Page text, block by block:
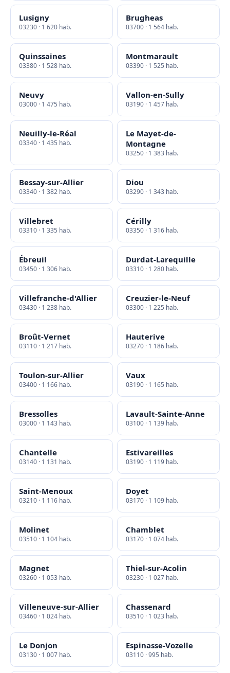
Lusigny
03230 · 1 620 hab.
Brugheas
03700 · 1 564 hab.
Quinssaines
03380 · 1 528 hab.
Montmarault
03390 · 1 525 hab.
Neuvy
03000 · 1 475 hab.
Vallon-en-Sully
03190 · 1 457 hab.
Neuilly-le-Réal
03340 · 1 435 hab.
Le Mayet-de-
Montagne
03250 · 1 383 hab.
Bessay-sur-Allier
03340 · 1 382 hab.
Diou
03290 · 1 343 hab.
Villebret
03310 · 1 335 hab.
Cérilly
03350 · 1 316 hab.
Ébreuil
03450 · 1 306 hab.
Durdat-Larequille
03310 · 1 280 hab.
Villefranche-d'Allier
03430 · 1 238 hab.
Creuzier-le-Neuf
03300 · 1 225 hab.
Broût-Vernet
03110 · 1 217 hab.
Hauterive
03270 · 1 186 hab.
Toulon-sur-Allier
03400 · 1 166 hab.
Vaux
03190 · 1 165 hab.
Bressolles
03000 · 1 143 hab.
Lavault-Sainte-Anne
03100 · 1 139 hab.
Chantelle
03140 · 1 131 hab.
Estivareilles
03190 · 1 119 hab.
Saint-Menoux
03210 · 1 116 hab.
Doyet
03170 · 1 109 hab.
Molinet
03510 · 1 104 hab.
Chamblet
03170 · 1 074 hab.
Magnet
03260 · 1 053 hab.
Thiel-sur-Acolin
03230 · 1 027 hab.
Villeneuve-sur-Allier
03460 · 1 024 hab.
Chassenard
03510 · 1 023 hab.
Le Donjon
03130 · 1 007 hab.
Espinasse-Vozelle
03110 · 995 hab.